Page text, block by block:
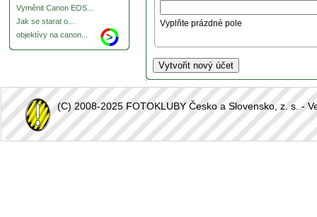
Vyměnit Canon EOS...
Jak se starat o...
objektívy na canon...
Vyplňte prázdné pole
(C) 2008-2025 FOTOKLUBY Česko a Slovensko, z. s. -